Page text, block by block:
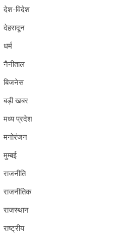
देश-विदेश
देहरादून
धर्म
नैनीताल
बिजनेस
बड़ी खबर
मध्य प्रदेश
मनोरंजन
मुम्बई
राजनीति
राजनीतिक
राजस्थान
राष्ट्रीय